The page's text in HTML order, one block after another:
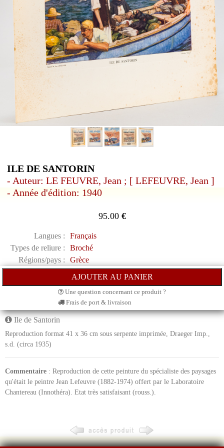
ILE DE SANTORIN
- Auteur: LE FEUVRE, Jean ; [ LEFEUVRE, Jean ]
- Année d'édition: 1940
95.00€
Langues :
Français
Types de reliure :
Broché
Régions/pays :
Grèce
Une question concernant ce produit ?
Frais de port & livraison
Ile de Santorin
Reproduction format 41 x 36 cm sous serpente imprimée, Draeger Imp.,
s.d. (circa 1935)
Commentaire : Reproduction de cette peinture du spécialiste des paysages
qu'était le peintre Jean Lefeuvre (1882-1974) offert par le Laboratoire
Chantereau (Innothéra). Etat très satisfaisant (rouss.).